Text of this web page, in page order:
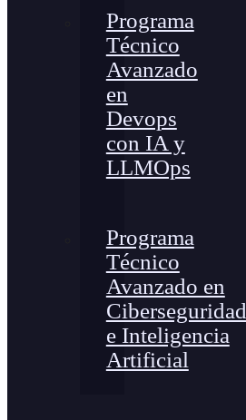
Programa
Técnico
Avanzado
en
Devops
con IA y
LLMOps
Programa
Técnico
Avanzado en
Ciberseguridad
e Inteligencia
Artificial